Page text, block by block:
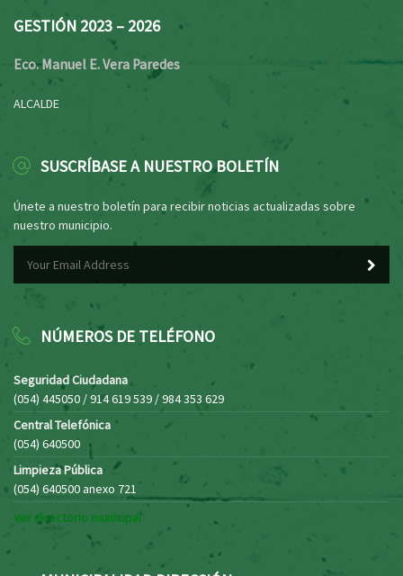
GESTIÓN 2023 – 2026
Eco. Manuel E. Vera Paredes
ALCALDE
SUSCRÍBASE A NUESTRO BOLETÍN
Únete a nuestro boletín para recibir noticias actualizadas sobre
nuestro municipio.
NÚMEROS DE TELÉFONO
Seguridad Ciudadana
(054) 445050 / 914 619 539 / 984 353 629
Central Telefónica
(054) 640500
Limpieza Pública
(054) 640500 anexo 721
Ver directorio municipal